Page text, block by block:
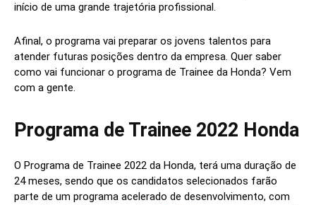
início de uma grande trajetória profissional.
Afinal, o programa vai preparar os jovens talentos para
atender futuras posições dentro da empresa. Quer saber
como vai funcionar o programa de Trainee da Honda? Vem
com a gente.
Programa de Trainee 2022 Honda
O Programa de Trainee 2022 da Honda, terá uma duração de
24 meses, sendo que os candidatos selecionados farão
parte de um programa acelerado de desenvolvimento, com